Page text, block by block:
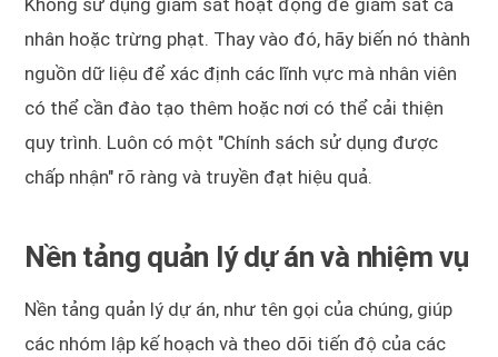
Không sử dụng giám sát hoạt động để giám sát cá
nhân hoặc trừng phạt. Thay vào đó, hãy biến nó thành
nguồn dữ liệu để xác định các lĩnh vực mà nhân viên
có thể cần đào tạo thêm hoặc nơi có thể cải thiện
quy trình. Luôn có một "Chính sách sử dụng được
chấp nhận" rõ ràng và truyền đạt hiệu quả.
Nền tảng quản lý dự án và nhiệm vụ
Nền tảng quản lý dự án, như tên gọi của chúng, giúp
các nhóm lập kế hoạch và theo dõi tiến độ của các